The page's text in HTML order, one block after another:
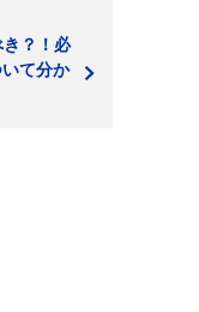
？！必
て分か